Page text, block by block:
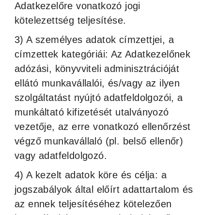
Adatkezelőre vonatkozó jogi
kötelezettség teljesítése.
3) A személyes adatok címzettjei, a
címzettek kategóriái: Az Adatkezelőnek
adózási, könyvviteli adminisztrációját
ellátó munkavállalói, és/vagy az ilyen
szolgáltatást nyújtó adatfeldolgozói, a
munkáltató kifizetését utalványozó
vezetője, az erre vonatkozó ellenőrzést
végző munkavállaló (pl. belső ellenőr)
vagy adatfeldolgozó.
4) A kezelt adatok köre és célja: a
jogszabályok által előírt adattartalom és
az ennek teljesítéséhez kötelezően